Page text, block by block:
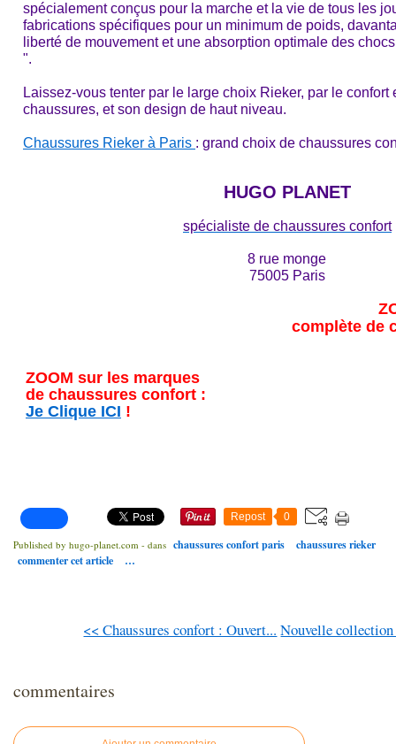
spécialement conçus pour la marche et la vie de tous les
fabrications spécifiques pour un minimum de poids,
liberté de mouvement et une absorption optimale des
".
Laissez-vous tenter par le large choix Rieker, par le confort
chaussures, et son design de haut niveau.
Chaussures Rieker à Paris : grand choix de chaussures
HUGO PLANET
spécialiste de chaussures confort
8 rue monge
75005 Paris
complète de
ZOOM sur les marques
de chaussures confort :
Je Clique ICI !
Repost 0
Published by hugo-planet.com - dans chaussures confort paris
chaussures rieker
commenter cet article
…
<< Chaussures confort : Ouvert... Nouvelle collection
commentaires